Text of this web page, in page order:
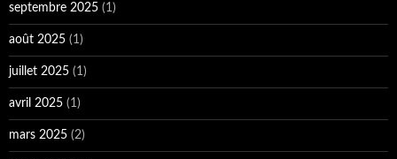
septembre 2025 (1)
août 2025 (1)
juillet 2025 (1)
avril 2025 (1)
mars 2025 (2)